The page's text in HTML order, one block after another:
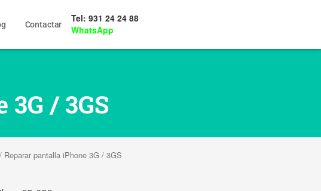
Contactar
Tel: 931 24 24 88
WhatsApp
/ 3GS
/ Reparar pantalla iPhone 3G / 3GS